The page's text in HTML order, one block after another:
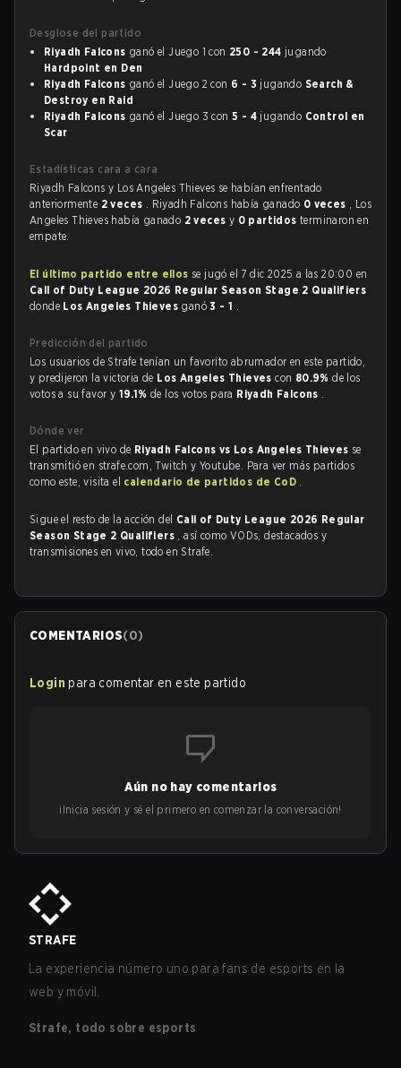
Desglose del partido
Riyadh Falcons ganó el Juego 1 con 250 - 244 jugando
Hardpoint en Den
Riyadh Falcons ganó el Juego 2 con 6 - 3 jugando Search &
Destroy en Raid
Riyadh Falcons ganó el Juego 3 con5 - 4 jugando Control en
Scar
Estadísticas cara a cara
Riyadh Falcons y Los Angeles Thieves se habían enfrentado
anteriormente 2 veces . Riyadh Falcons había ganado 0 veces , Los
Angeles Thieves había ganado 2 veces y 0 partidosterminaron en
empate.
El último partido entre ellos se jugó el 7 dic 2025 a las 20:00 en
Call of Duty League 2026 Regular Season Stage 2 Qualifiers
donde Los Angeles Thieves ganó3 - 1 .
Predicción del partido
Los usuarios de Strafe tenían un favorito abrumador en este partido,
y predijeron la victoria de Los Angeles Thievescon 80.9%de los
votos a su favor y 19.1%de los votos para Riyadh Falcons .
Dónde ver
El partido en vivo de Riyadh Falcons vs Los Angeles Thieves se
transmitió en strafe.com, Twitch y Youtube. Para ver más partidos
como este, visita el calendario de partidos de CoD .
Sigue el resto de la acción del Call of Duty League 2026 Regular
Season Stage 2 Qualifiers , así como VODs, destacados y
transmisiones en vivo, todo en Strafe.
COMENTARIOS(0)
Login para comentar en este partido
Aún no hay comentarios
¡Inicia sesión y sé el primero en comenzar la conversación!
STRAFE
La experiencia número uno para fans de esports en la
web y móvil.
Strafe, todo sobre esports